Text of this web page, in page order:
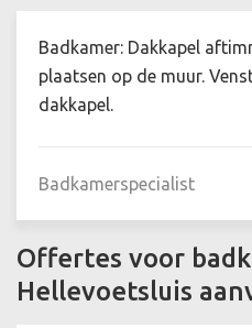
Badkamer: Dakkapel
plaatsen op de muur.
dakkapel.
Badkamerspecialist
Offertes voor
Hellevoetsluis